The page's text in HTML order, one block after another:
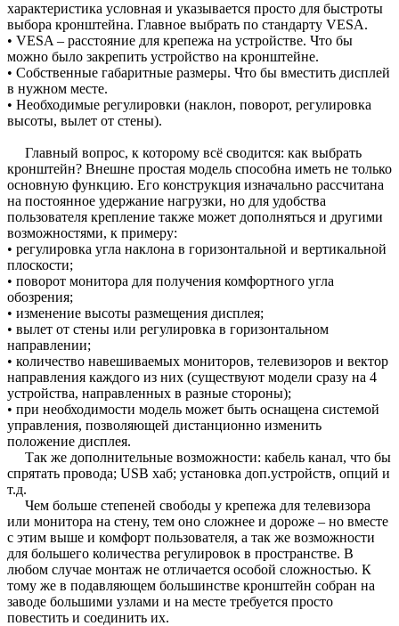
характеристика условная и указывается просто для быстроты
выбора кронштейна. Главное выбрать по стандарту VESA.
• VESA – расстояние для крепежа на устройстве. Что бы
можно было закрепить устройство на кронштейне.
• Собственные габаритные размеры. Что бы вместить дисплей
в нужном месте.
• Необходимые регулировки (наклон, поворот, регулировка
высоты, вылет от стены).
Главный вопрос, к которому всё сводится: как выбрать
кронштейн? Внешне простая модель способна иметь не только
основную функцию. Его конструкция изначально рассчитана
на постоянное удержание нагрузки, но для удобства
пользователя крепление также может дополняться и другими
возможностями, к примеру:
• регулировка угла наклона в горизонтальной и вертикальной
плоскости;
• поворот монитора для получения комфортного угла
обозрения;
• изменение высоты размещения дисплея;
• вылет от стены или регулировка в горизонтальном
направлении;
• количество навешиваемых мониторов, телевизоров и вектор
направления каждого из них (существуют модели сразу на 4
устройства, направленных в разные стороны);
• при необходимости модель может быть оснащена системой
управления, позволяющей дистанционно изменить
положение дисплея.
Так же дополнительные возможности: кабель канал, что бы
спрятать провода; USB хаб; установка доп.устройств, опций и
т.д.
Чем больше степеней свободы у крепежа для телевизора
или монитора на стену, тем оно сложнее и дороже – но вместе
с этим выше и комфорт пользователя, а так же возможности
для большего количества регулировок в пространстве. В
любом случае монтаж не отличается особой сложностью. К
тому же в подавляющем большинстве кронштейн собран на
заводе большими узлами и на месте требуется просто
повестить и соединить их.